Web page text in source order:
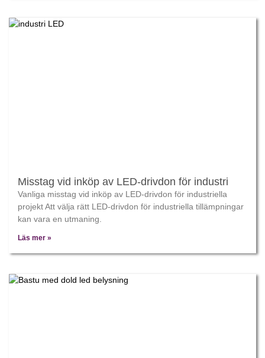
Misstag vid inköp av LED-drivdon för industri
Vanliga misstag vid inköp av LED-drivdon för industriella
projekt Att välja rätt LED-drivdon för industriella tillämpningar
kan vara en utmaning.
Läs mer »